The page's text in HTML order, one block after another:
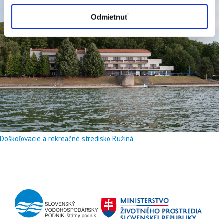
Odmietnuť
Doškoľovacie a rekreačné stredisko Ružiná